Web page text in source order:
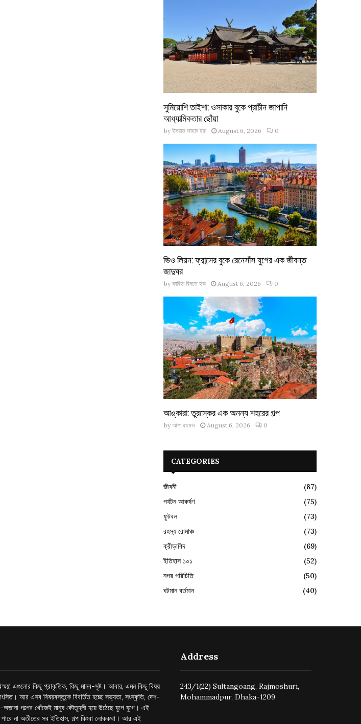
সুমিয়োশি তাইশা: ওসাকার বুকে প্রাচীন জাপানি
আধ্যাত্মিকতার ছোঁয়া
by ইসরাত জাহান ইরা August 6, 2026 0
ভিও লিয়ন: ফ্রান্সের বুকে রেনেসাঁস যুগের এক জীবন্ত
জাদুঘর
by ফাবিহা বিনতে হক August 6, 2026 0
আঙ্কারা: তুরস্কের এক অনন্য শহরের গল্প
by আশা রহমান August 6, 2026 0
CATEGORIES
জীবনী
(87)
পর্যটন আকর্ষণ
(75)
ফুটবল
(73)
রহস্য রোমাঞ্চ
(73)
ক্রীড়াবিদ
(69)
ইতিহাস ১০১
(52)
নগর পরিচিতি
(50)
ঘটমান বর্তমান
(40)
এগুলোর কিছু প্রাকৃতিক, কিছু মানব-সৃষ্ট। আবার, এমন কিছু বিষয়
আর এসব বিষয়বস্তুকে বিবর্তিত হচ্ছে সভ্যতা, সংস্কৃতি, দেশ-
গল্পের খোঁজেই মানুষ কৌতূহলী হয়ে উঠেছে যুগে যুগে। এই
না অতীতের সব ইতিহাস, গল্প কিংবা লোককথা। আর এই
Address
243/1(22) Sultangoang, Rajmoshuri,
Mohammadpur, Dhaka-1209